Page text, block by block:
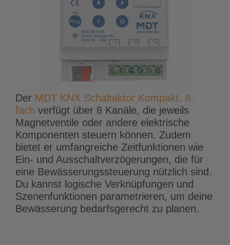
Der MDT KNX Schaltaktor Kompakt, 8-
fach verfügt über 8 Kanäle, die jeweils
Magnetventile oder andere elektrische
Komponenten steuern können. Zudem
bietet er umfangreiche Zeitfunktionen wie
Ein- und Ausschaltverzögerungen, die für
eine Bewässerungssteuerung nützlich sind.
Du kannst logische Verknüpfungen und
Szenenfunktionen parametrieren, um deine
Bewässerung bedarfsgerecht zu planen.